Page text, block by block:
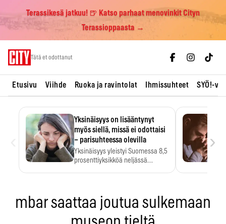
Terassikesä jatkuu! 🍺 Katso parhaat menovinkit Cityn
Terassioppaasta →
Tätä et odottanut
Etusivu Viihde Ruoka ja ravintolat Ihmissuhteet SYÖ!-
Yksinäisyys on lisääntynyt
myös siellä, missä ei odottaisi
– parisuhteessa olevilla
Yksinäisyys yleistyi Suomessa 8,5
prosenttiyksikköä neljässä
›
mbar saattaa joutua sulkemaan